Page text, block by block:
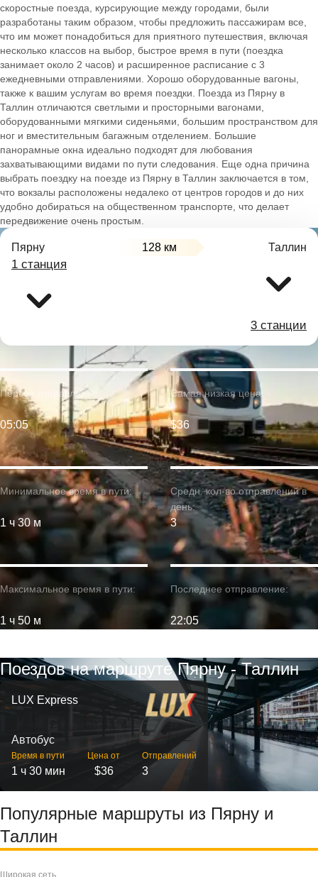
скоростные поезда, курсирующие между городами, были
разработаны таким образом, чтобы предложить пассажирам все,
что им может понадобиться для приятного путешествия, включая
несколько классов на выбор, быстрое время в пути (поездка
занимает около 2 часов) и расширенное расписание с 3
ежедневными отправлениями. Хорошо оборудованные вагоны,
также к вашим услугам во время поездки. Поезда из Пярну в
Таллин отличаются светлыми и просторными вагонами,
оборудованными мягкими сиденьями, большим пространством для
ног и вместительным багажным отделением. Большие
панорамные окна идеально подходят для любования
захватывающими видами по пути следования. Еще одна причина
выбрать поездку на поезде из Пярну в Таллин заключается в том,
что вокзалы расположены недалеко от центров городов и до них
удобно добираться на общественном транспорте, что делает
передвижение очень простым.
Пярну 128 км Таллин
1 станция
3 станции
Минимальное время в пути:
1 ч 30 м
Первое отправление:
05:05
Максимальное время в пути:
1 ч 50 м
Самая низкая цена:
$36
Средн. кол-во отправлений в
день:
3
Последнее отправление:
22:05
Поездов на маршруте Пярну - Таллин
LUX Express
Автобус
Время в пути
1 ч 30 мин
Цена от
$36
Отправлений
3
Популярные маршруты из Пярну и
Таллин
Широкая сеть